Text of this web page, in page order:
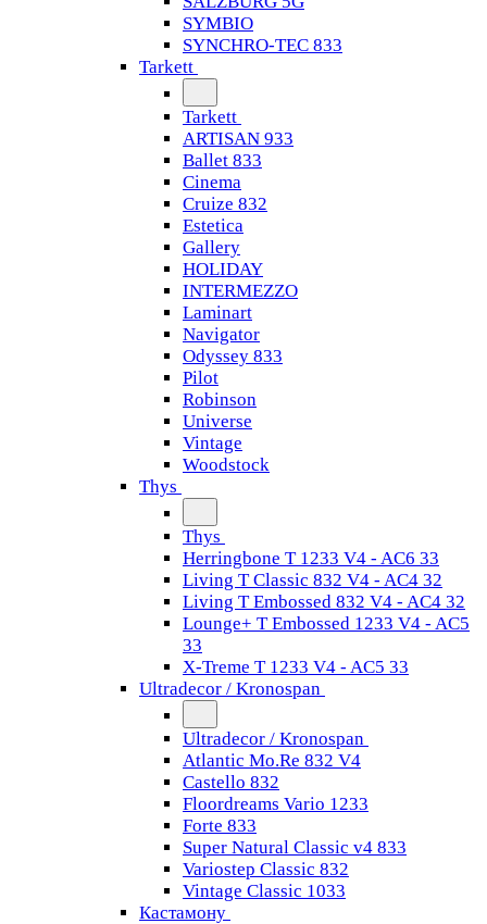
SYMBIO
SYNCHRO-TEC 833
Tarkett
Tarkett
ARTISAN 933
Ballet 833
Cinema
Cruize 832
Estetica
Gallery
HOLIDAY
INTERMEZZO
Laminart
Navigator
Odyssey 833
Pilot
Robinson
Universe
Vintage
Woodstock
Thys
Thys
Herringbone T 1233 V4 - AC6 33
Living T Classic 832 V4 - AC4 32
Living T Embossed 832 V4 - AC4 32
Lounge+ T Embossed 1233 V4 - AC5
33
X-Treme T 1233 V4 - AC5 33
Ultradecor / Kronospan
Ultradecor / Kronospan
Atlantic Mo.Re 832 V4
Castello 832
Floordreams Vario 1233
Forte 833
Super Natural Classic v4 833
Variostep Classic 832
Vintage Classic 1033
Кастамону